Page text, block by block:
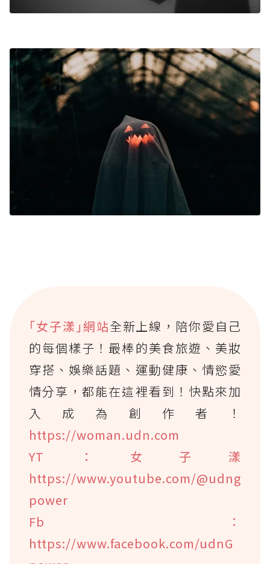
｢女子漾｣網站全新上線，陪你愛自己
的每個樣子！最棒的美食旅遊、美妝
穿搭、娛樂話題、運動健康、情慾愛
情分享，都能在這裡看到！快點來加
入成為創作者！
https://woman.udn.com
YT：女子漾
https://www.youtube.com/@udng
power
Fb：
https://www.facebook.com/udnG